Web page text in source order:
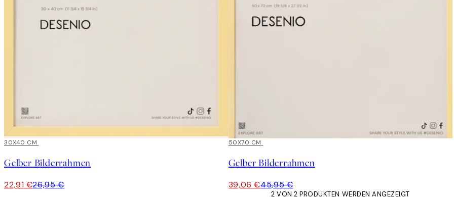
15%*
30X40 CM
Gelber Bilderrahmen
22,91 €26,95 €
15%*
50X70 CM
Gelber Bilderrahmen
39,06 €45,95 €
2 VON 2 PRODUKTEN WERDEN ANGEZEIGT